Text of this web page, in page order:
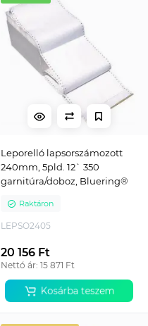
Leporelló lapsorszámozott
240mm, 5pld. 12` 350
garnitúra/doboz, Bluering®
Raktáron
LEPSO2405
20 156 Ft
Nettó ár: 15 871 Ft
Kosárba teszem